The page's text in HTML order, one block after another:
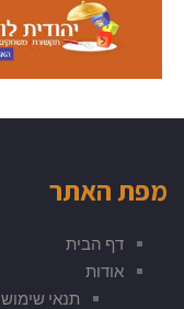
מפת האתר
דף הבית
אודות
תנאי שימוש